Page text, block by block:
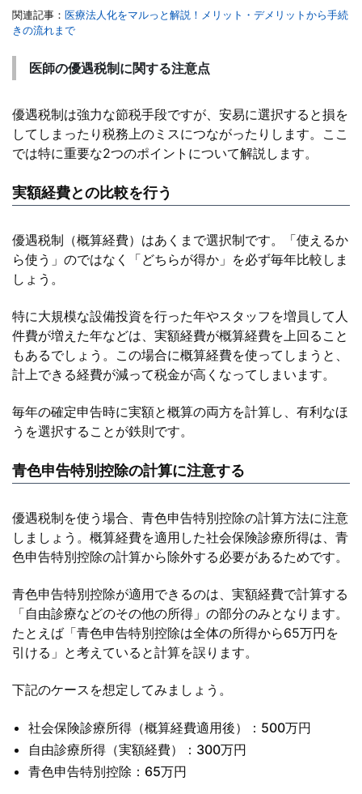
関連記事： 医療法人化をマルっと解説！メリット・デメリットから手続
きの流れまで
医師の優遇税制に関する注意点
優遇税制は強力な節税手段ですが、安易に選択すると損を
してしまったり税務上のミスにつながったりします。ここ
では特に重要な2つのポイントについて解説します。
実額経費との比較を行う
優遇税制（概算経費）はあくまで選択制です。「使えるか
ら使う」のではなく「どちらが得か」を必ず毎年比較しま
しょう。
特に大規模な設備投資を行った年やスタッフを増員して人
件費が増えた年などは、実額経費が概算経費を上回ること
もあるでしょう。この場合に概算経費を使ってしまうと、
計上できる経費が減って税金が高くなってしまいます。
毎年の確定申告時に実額と概算の両方を計算し、有利なほ
うを選択することが鉄則です。
青色申告特別控除の計算に注意する
優遇税制を使う場合、青色申告特別控除の計算方法に注意
しましょう。概算経費を適用した社会保険診療所得は、青
色申告特別控除の計算から除外する必要があるためです。
青色申告特別控除が適用できるのは、実額経費で計算する
「自由診療などのその他の所得」の部分のみとなります。
たとえば「青色申告特別控除は全体の所得から65万円を
引ける」と考えていると計算を誤ります。
下記のケースを想定してみましょう。
社会保険診療所得（概算経費適用後）：500万円
自由診療所得（実額経費）：300万円
青色申告特別控除：65万円